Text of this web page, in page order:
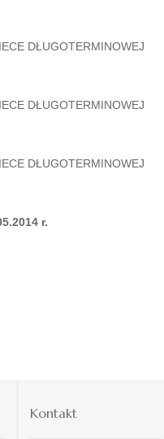
DŁUGOTERMINOWEJ
DŁUGOTERMINOWEJ
DŁUGOTERMINOWEJ
r.
Kontakt